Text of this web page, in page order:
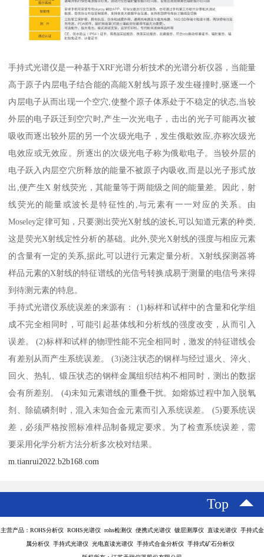
手持式光谱仪是一种基于XRF光谱分析技术的光谱分析仪器，当能量
高于原子内层电子结合能的高能X射线与原子发生碰撞时,驱逐一个
内层电子从而出现一个空穴,使整个原子体系处于不稳定的状态,当较
外层的电子跃迁到空穴时,产生一次光电子，击出的光子可能再次被
吸收而逐出较外层的另一个次级光电子，发生俄歇效应,亦称次级光
电效应或无效应。所逐出的次级光电子称为俄歇电子。当较外层的
电子跃入内层空穴所释放的能量不被原子内吸收,而是以光子形式放
出,便产生X 射线荧光，其能量等于两能级之间的能量差。因此，射
线荧光的能量或波长是特征性的,与元素有一一对应的关系。由
Moseley定律可知，只要测出荧光X射线的波长,可以知道元素的种类,
这是荧光X射线定性分析的基础。此外,荧光X射线的强度与相应元素
的含量有一定的关系,据此,可以进行元素定量分析。X射线探测器将
样品元素的X射线的特征谱线的光信号转换成易于测量的电信号来得
到待测元素的特息。
手持式光谱仪系统误差的来源有： (1)标样和试样中的含量和化学组
成不完全相同时，可能引起基体线和分析线的强度改变，从而引入
误差。 (2)标样和试样的物理性能不完全相同时，激发的特征谱线会
有差别从而产生系统误差。 (3)浇注状态的钢样与经过退火、淬火、
回火、热轧、锻压状态的钢样金属组织结构不相同时，测出的数据
会有所差别。 (4)未知元素谱线的重叠干扰。如熔炼过程中加入脱氧
剂、除硫磷剂时，混入未知合金元素而引入系统误差。 (5)要系统误
差，必须严格按照标准样品制备规定要求。为了检查系统误差，需
要采用化学分析方法分析多次校对结果。
m.tianrui2022.b2b168.com
Top
主营产品：ROHS分析仪 ROHS光谱仪 rohs检测仪 便携式光谱仪 镀层测厚仪 直读光谱仪 手持式金
属分析仪 手持式光谱仪 光电直读光谱仪 手持式合金分析仪 手持式矿石分析仪